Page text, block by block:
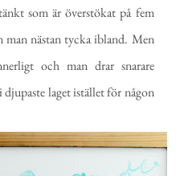
som är överstökat på fem
man nästan tycka ibland. Men
och man drar snarare
laget istället för någon